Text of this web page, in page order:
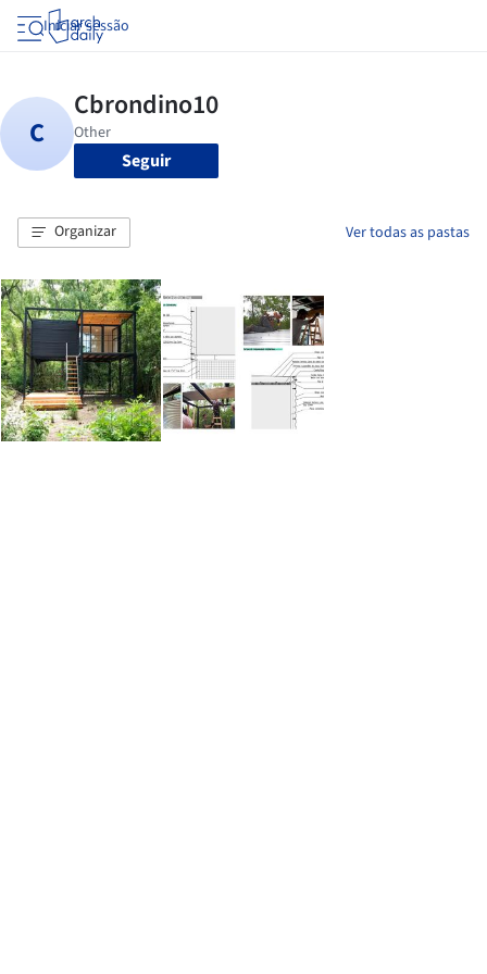
Iniciar sessão
Seguir
Organizar Ver todas as pastas